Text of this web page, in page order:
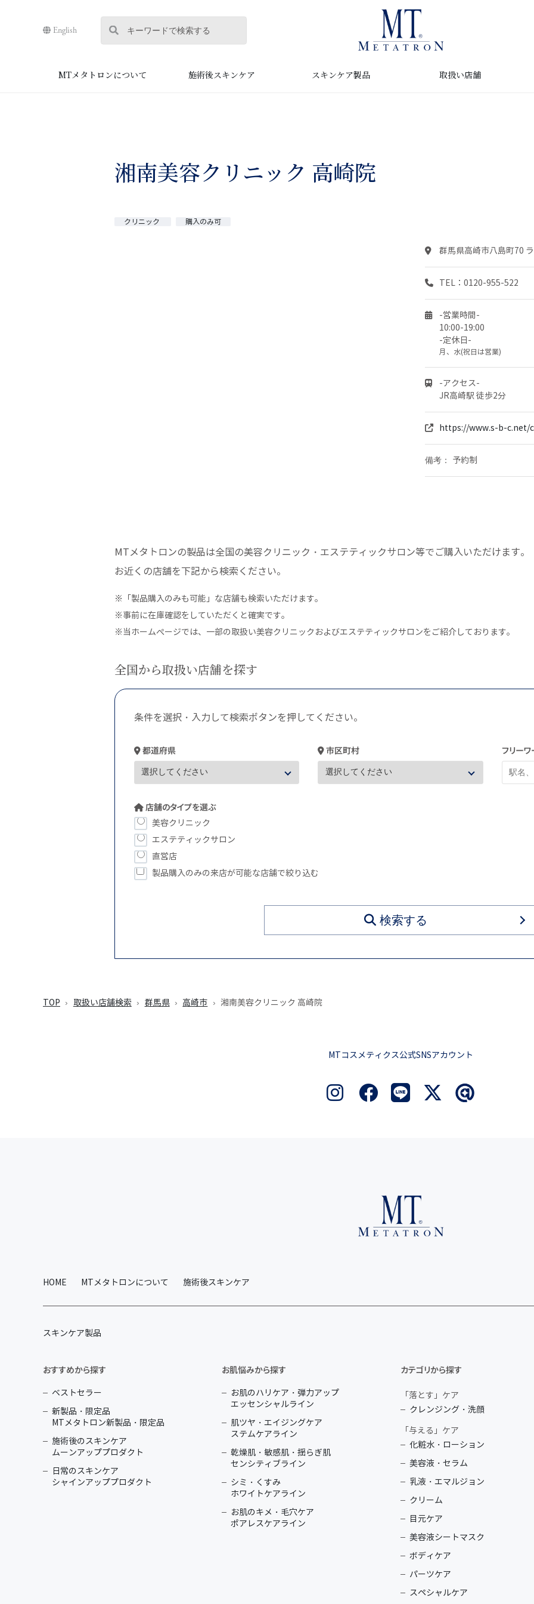
English
MTメタトロンについて 施術後スキンケア スキンケア製品 取扱い店舗
湘南美容クリニック 高崎院
クリニック 購入のみ可
群馬県高崎市八島町70
TEL：0120-955-522
-営業時間-
10:00-19:00
-定休日-
月、水(祝日は営業)
-アクセス-
JR高崎駅 徒歩2分
https://www.s-b-
予約制
MTメタトロンの製品は全国の美容クリニック・エステティックサロン等でご購入いただけます。
お近くの店舗を下記から検索ください。
※「製品購入のみも可能」な店舗も検索いただけます。
※事前に在庫確認をしていただくと確実です。
※当ホームぺージでは、一部の取扱い美容クリニックおよびエステティックサロンをご紹介しております。
全国から取扱い店舗を探す
条件を選択・入力して検索ボタンを押してください。
都道府県 市区町村 フリーワ
店舗のタイプを選ぶ
美容クリニック
エステティックサロン
直営店
製品購入のみの来店が可能な店舗で絞り込む
検索する
TOP 取扱い店舗検索 群馬県 高崎市 湘南美容クリニック 高崎院
MTコスメティクス公式SNSアカウント
HOME MTメタトロンについて 施術後スキンケア
スキンケア製品
おすすめから探す
ベストセラー
新製品・限定品
MTメタトロン新製品・限定品
施術後のスキンケア
ムーンアッププロダクト
日常のスキンケア
シャインアッププロダクト
お肌悩みから探す
お肌のハリケア・弾力アップ
エッセンシャルライン
肌ツヤ・エイジングケア
ステムケアライン
乾燥肌・敏感肌・揺らぎ肌
センシティブライン
シミ・くすみ
ホワイトケアライン
お肌のキメ・毛穴ケア
ポアレスケアライン
カテゴリから探す
「落とす」ケア
クレンジング・洗顔
「与える」ケア
化粧水・ローション
美容液・セラム
乳液・エマルジョン
クリーム
目元ケア
美容液シートマスク
ボディケア
パーツケア
スペシャルケア